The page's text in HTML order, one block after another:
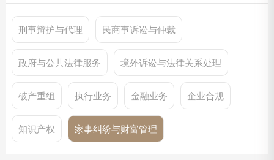
刑事辩护与代理 民商事诉讼与仲裁
政府与公共法律服务 境外诉讼与法律关系处理
破产重组 执行业务 金融业务 企业合规
知识产权 家事纠纷与财富管理